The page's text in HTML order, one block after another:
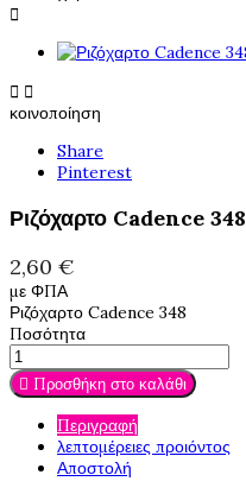

 
κοινοποίηση
Share
Pinterest
Ριζόχαρτο Cadence 348
2,60 €
με ΦΠΑ
Ριζόχαρτο Cadence 348
Ποσότητα
 Προσθήκη στο καλάθι
Περιγραφή
λεπτομέρειες προιόντος
Αποστολή